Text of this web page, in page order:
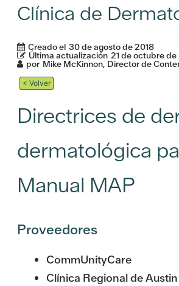
Clínica de
Creado el 30 de agosto de 2018
Última actualización 21 de octubre
por Mike McKinnon, Director de
< Volver
Directrices de
dermatológica
Manual MAP
Proveedores
CommUnityCare
Clínica Regional de Austin